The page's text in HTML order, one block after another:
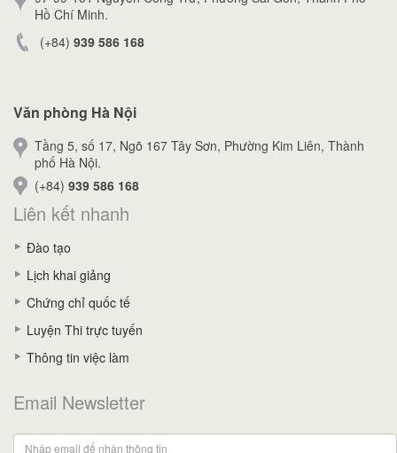
Hồ Chí Minh.
(+84) 939 586 168
Văn phòng Hà Nội
Tầng 5, số 17, Ngõ 167 Tây Sơn, Phường Kim Liên, Thành
phố Hà Nội.
(+84) 939 586 168
Liên kết nhanh
Đào tạo
Lịch khai giảng
Chứng chỉ quốc tế
Luyện Thi trực tuyến
Thông tin việc làm
Email Newsletter